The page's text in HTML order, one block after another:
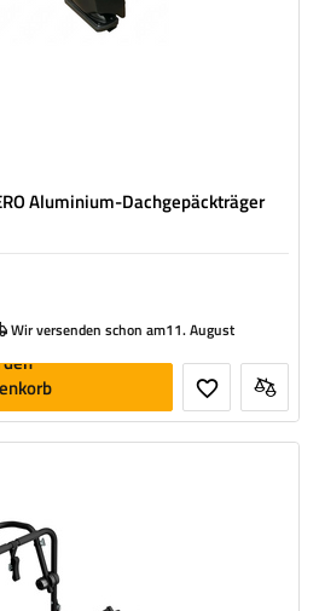
Aluminium-Dachgepäckträger
Wir versenden schon am11. August
kompatibel mit allen Karosseriearten